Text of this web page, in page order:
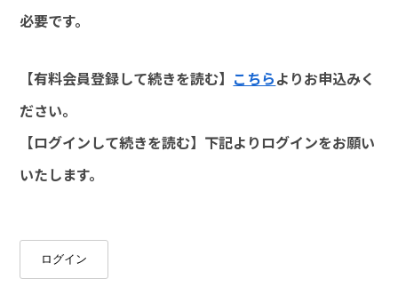
必要です。
【有料会員登録して続きを読む】 こちらよりお申込みく
ださい。
【ログインして続きを読む】下記よりログインをお願い
いたします。
ログイン